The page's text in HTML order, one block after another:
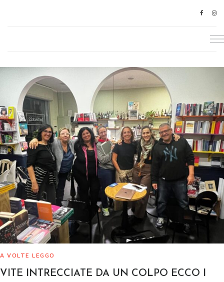
A VOLTE LEGGO
VITE INTRECCIATE DA UN COLPO ECCO I